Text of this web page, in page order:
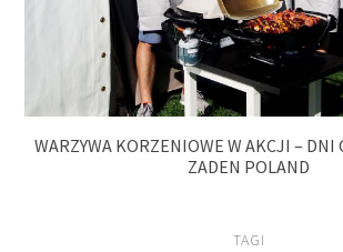
WARZYWA KORZENIOWE W AKCJI – DNI
ZADEN POLAND
TAGI